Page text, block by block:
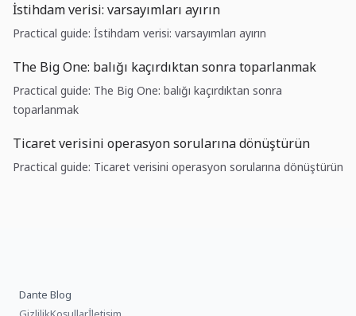
İstihdam verisi: varsayımları ayırın
Practical guide: İstihdam verisi: varsayımları ayırın
The Big One: balığı kaçırdıktan sonra toparlanmak
Practical guide: The Big One: balığı kaçırdıktan sonra
toparlanmak
Ticaret verisini operasyon sorularına dönüştürün
Practical guide: Ticaret verisini operasyon sorularına dönüştürün
Dante Blog